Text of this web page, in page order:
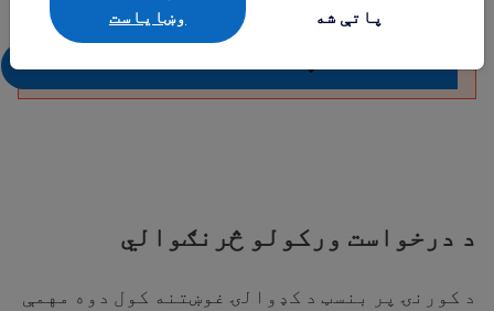
پاتې شه
وښایاست
د درخواست ورکولو څرنګوالي
د کورنۍ پر بنسټ د کډوالۍ غوښتنه کول دوه مهمې